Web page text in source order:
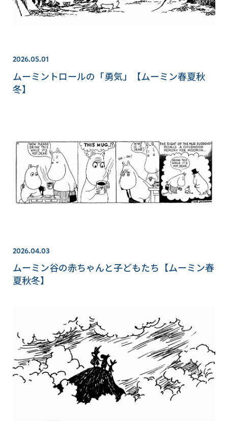
2026.05.01
ムーミントロールの「勇気」【ムーミン春夏秋
冬】
2026.04.03
ムーミン谷の赤ちゃんと子どもたち【ムーミン春
夏秋冬】